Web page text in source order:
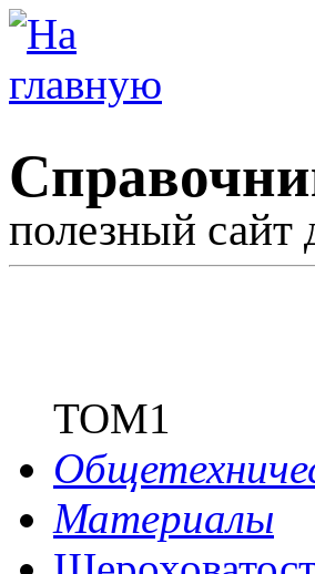
полезный сайт
ТОМ1
Материалы